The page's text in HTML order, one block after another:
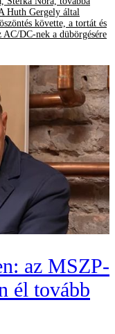
Huth Gergely által
követte, a tortát és
AC/DC-nek a dübörgésére
az MSZP-
él tovább